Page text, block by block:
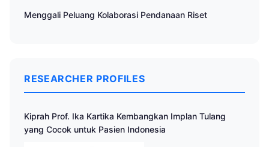
Menggali Peluang Kolaborasi Pendanaan Riset
RESEARCHER PROFILES
Kiprah Prof. Ika Kartika Kembangkan Implan Tulang
yang Cocok untuk Pasien Indonesia